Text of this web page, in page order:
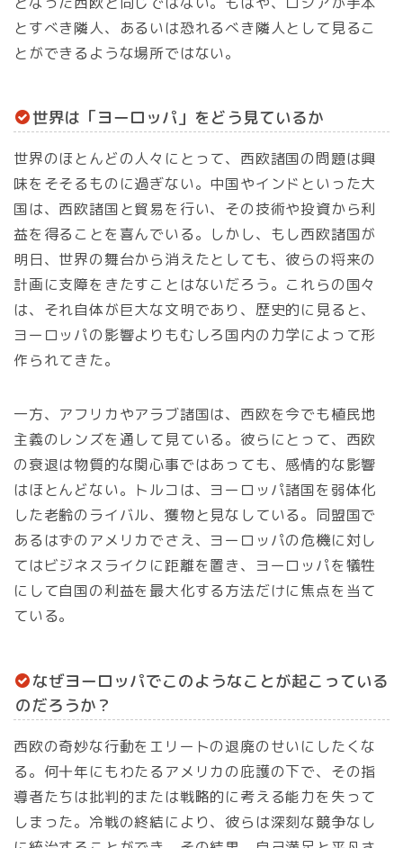
とすべき隣人、あるいは恐れるべき隣人として見るこ
とができるような場所ではない。
世界は「ヨーロッパ」をどう見ているか
世界のほとんどの人々にとって、西欧諸国の問題は興
味をそそるものに過ぎない。中国やインドといった大
国は、西欧諸国と貿易を行い、その技術や投資から利
益を得ることを喜んでいる。しかし、もし西欧諸国が
明日、世界の舞台から消えたとしても、彼らの将来の
計画に支障をきたすことはないだろう。これらの国々
は、それ自体が巨大な文明であり、歴史的に見ると、
ヨーロッパの影響よりもむしろ国内の力学によって形
作られてきた。
一方、アフリカやアラブ諸国は、西欧を今でも植民地
主義のレンズを通して見ている。彼らにとって、西欧
の衰退は物質的な関心事ではあっても、感情的な影響
はほとんどない。トルコは、ヨーロッパ諸国を弱体化
した老齢のライバル、獲物と見なしている。同盟国で
あるはずのアメリカでさえ、ヨーロッパの危機に対し
てはビジネスライクに距離を置き、ヨーロッパを犠牲
にして自国の利益を最大化する方法だけに焦点を当て
ている。
なぜヨーロッパでこのようなことが起こっている
のだろうか？
西欧の奇妙な行動をエリートの退廃のせいにしたくな
る。何十年にもわたるアメリカの庇護の下で、その指
導者たちは批判的または戦略的に考える能力を失って
しまった。冷戦の終結により、彼らは深刻な競争なし